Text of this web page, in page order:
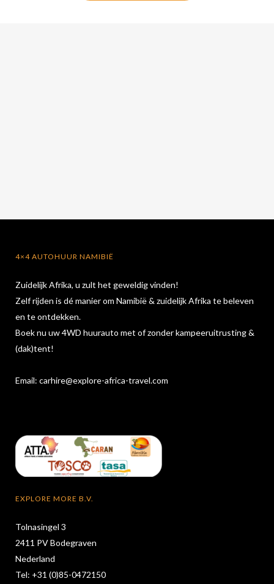
4×4 AUTOHUUR NAMIBIË
Zuidelijk Afrika, u zult het geweldig vinden!
Zelf rijden is dé manier om Namibië & zuidelijk Afrika te beleven
en te ontdekken.
Boek nu uw 4WD huurauto met of zonder kampeeruitrusting &
(dak)tent!
Email: carhire@explore-africa-travel.com
EXPLORE MORE B.V.
Tolnasingel 3
2411 PV Bodegraven
Nederland
Tel: +31 (0)85-0472150